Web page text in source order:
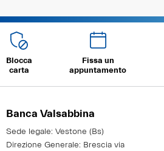
Blocca
carta
Fissa un
appuntamento
Banca Valsabbina
Sede legale: Vestone (Bs)
Direzione Generale: Brescia via